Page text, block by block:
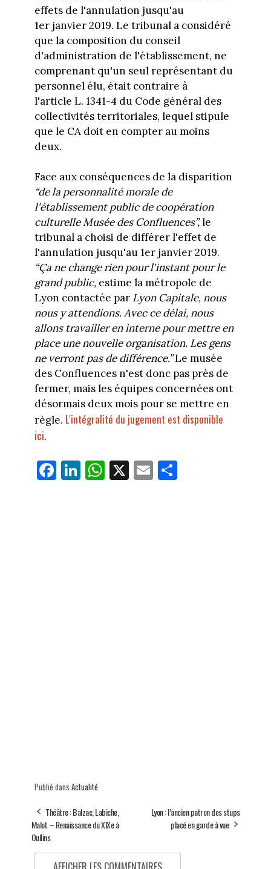
effets de l'annulation jusqu'au
1er janvier 2019. Le tribunal a considéré
que la composition du conseil
d'administration de l'établissement, ne
comprenant qu'un seul représentant du
personnel élu, était contraire à
l'article L. 1341-4 du Code général des
collectivités territoriales, lequel stipule
que le CA doit en compter au moins
deux.
Face aux conséquences de la disparition
“de la personnalité morale de
l'établissement public de coopération
culturelle Musée des Confluences”,le
tribunal a choisi de différer l'effet de
l'annulation jusqu'au 1er janvier 2019.
“Ça ne change rien pour l'instant pour le
grand public,estime la métropole de
Lyon contactée par Lyon Capitale, nous
nous y attendions. Avec ce délai, nous
allons travailler en interne pour mettre en
place une nouvelle organisation. Les gens
ne verront pas de différence.”Le musée
des Confluences n'est donc pas près de
fermer, mais les équipes concernées ont
désormais deux mois pour se mettre en
règle. L'intégralité du jugement est disponible
ici.
Fa
ce
Li
nk
W
ha
X E
m
Pa
rt
Publié dans Actualité
Théâtre : Balzac, Labiche,
Malot – Renaissance du XIXe à
Oullins
Lyon : l’ancien patron des stups
placé en garde à vue